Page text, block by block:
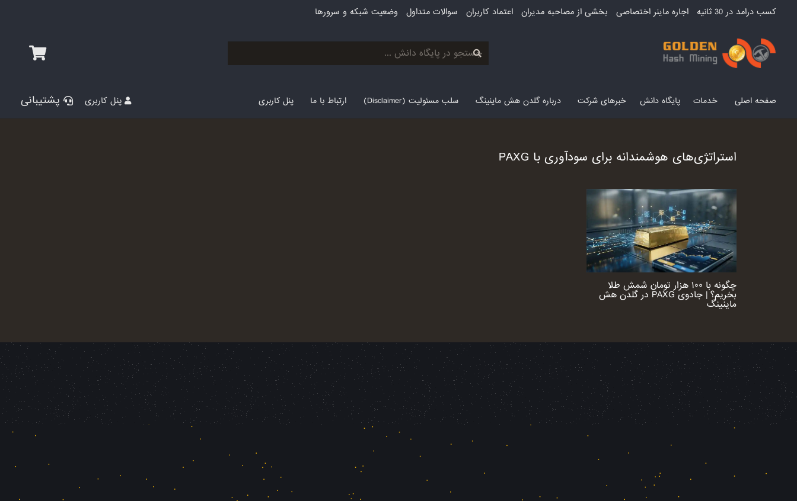
کسب درامد در 30 ثانیه اجاره ماینر اختصاصی بخشی از مصاحبه مدیران اعتماد کاربران سوالات متداول وضعیت شبکه و سرورها
صفحه اصلی خدمات پایگاه دانش خبرهای شرکت درباره گلدن هش ماینینگ سلب مسئولیت (Disclaimer) ارتباط با ما پنل کاربری پنل کاربری پشتیبانی
استراتژی‌های هوشمندانه برای سودآوری با PAXG
چگونه با ۱۰۰ هزار تومان شمش طلا
بخریم؟ | جادوی PAXG در گلدن هش
ماینینگ